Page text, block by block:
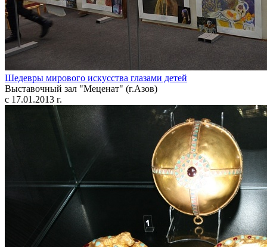
Шедевры мирового искусства глазами детей
Выставочный зал "Меценат" (г.Азов)
с 17.01.2013 г.